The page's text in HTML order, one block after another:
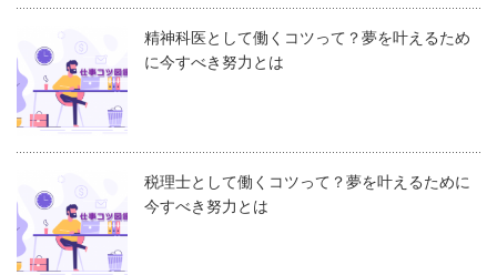
精神科医として働くコツって？夢を叶えるため
に今すべき努力とは
税理士として働くコツって？夢を叶えるために
今すべき努力とは